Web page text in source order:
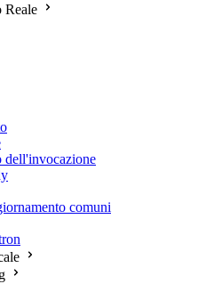
Reale
dell'invocazione
comuni